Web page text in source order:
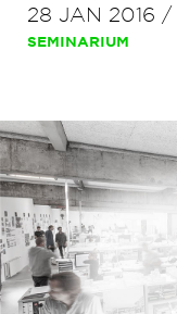
28 JAN 2016 /
SEMINARIUM